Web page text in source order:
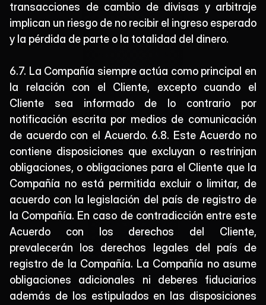
transacciones de cambio de divisas y arbitraje
implican un riesgo de no recibir el ingreso esperado
y la pérdida de parte o la totalidad del dinero.
6.7. La Compañía siempre actúa como principal en
la relación con el Cliente, excepto cuando el
Cliente sea informado de lo contrario por
notificación escrita por medios de comunicación
de acuerdo con el Acuerdo. 6.8. Este Acuerdo no
contiene disposiciones que excluyan o restrinjan
obligaciones, o obligaciones para el Cliente que la
Compañía no está permitida excluir o limitar, de
acuerdo con la legislación del país de registro de
la Compañía. En caso de contradicción entre este
Acuerdo con los derechos del Cliente,
prevalecerán los derechos legales del país de
registro de la Compañía. La Compañía no asume
obligaciones adicionales ni deberes fiduciarios
además de los estipulados en las disposiciones